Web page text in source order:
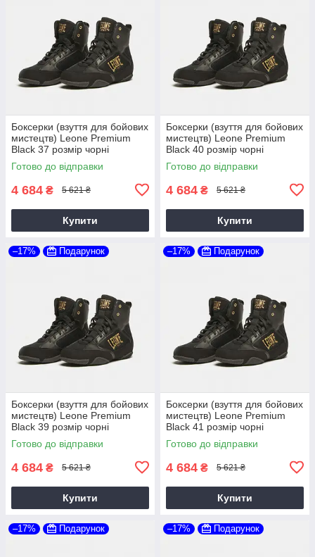
Боксерки (взуття для бойових
мистецтв) Leone Premium
Black 37 розмір чорні
Готово до відправки
4 684 ₴ 5 621 ₴
Купити
Боксерки (взуття для бойових
мистецтв) Leone Premium
Black 40 розмір чорні
Готово до відправки
4 684 ₴ 5 621 ₴
Купити
–17% Подарунок
Боксерки (взуття для бойових
мистецтв) Leone Premium
Black 39 розмір чорні
Готово до відправки
4 684 ₴ 5 621 ₴
Купити
–17% Подарунок
Боксерки (взуття для бойових
мистецтв) Leone Premium
Black 41 розмір чорні
Готово до відправки
4 684 ₴ 5 621 ₴
Купити
–17% Подарунок –17% Подарунок